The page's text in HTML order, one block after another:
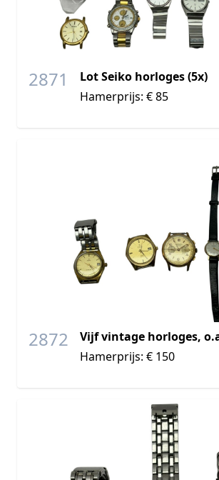
2871
Lot Seiko horloges (5x)
Hamerprijs: € 85
2872
Vijf vintage horloges,
Hamerprijs: € 150